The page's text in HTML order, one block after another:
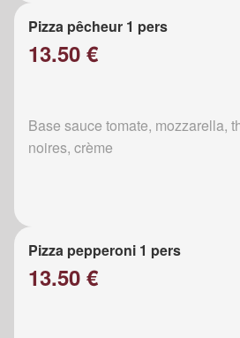
Pizza pêcheur 1 pers
13.50 €
Base sauce tomate, mozzarella,
noires, crème
Pizza pepperoni 1 pers
13.50 €